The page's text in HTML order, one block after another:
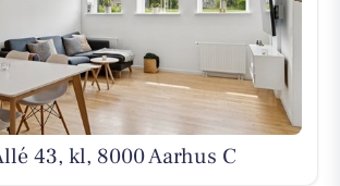
43, kl, 8000 Aarhus C